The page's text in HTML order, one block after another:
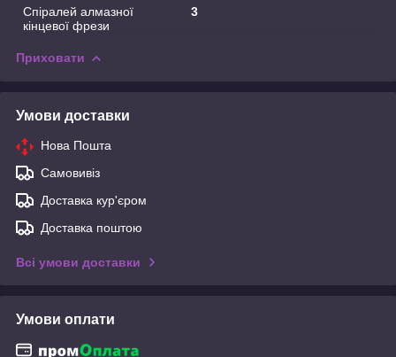
Спіралей алмазної
кінцевої фрези
3
Приховати
Умови доставки
Нова Пошта
Самовивіз
Доставка кур'єром
Доставка поштою
Всі умови доставки
Умови оплати